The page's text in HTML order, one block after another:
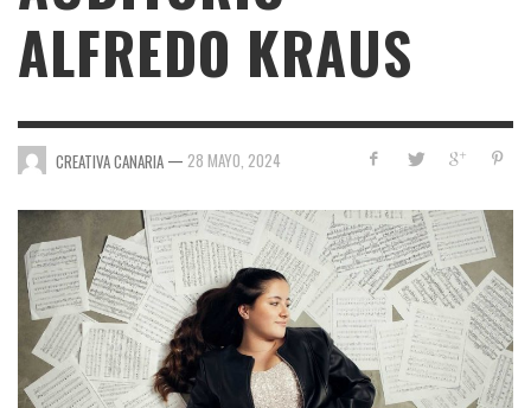
ALFREDO KRAUS
CREATIVA CANARIA — 28 MAYO, 2024